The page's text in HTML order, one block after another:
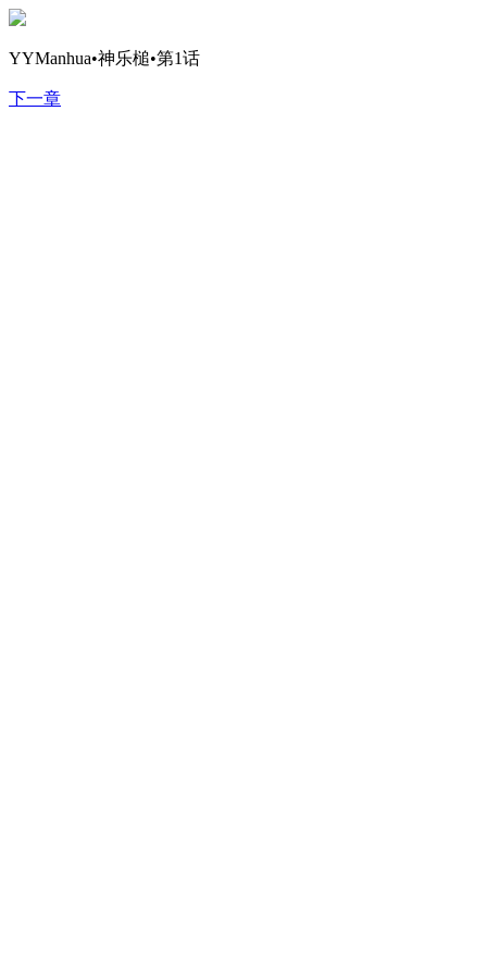
YYManhua•神乐槌•第1话
下一章